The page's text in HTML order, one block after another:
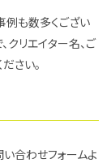
例も数多くござい
リエイター名、ご
さい。
合わせフォームよ